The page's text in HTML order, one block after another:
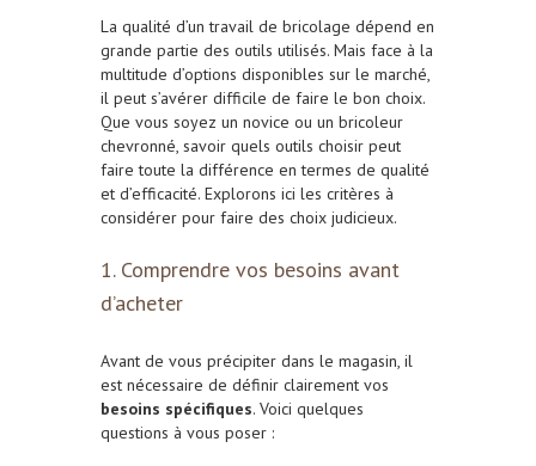
La qualité d’un travail de bricolage dépend en
grande partie des outils utilisés. Mais face à la
multitude d’options disponibles sur le marché,
il peut s’avérer difficile de faire le bon choix.
Que vous soyez un novice ou un bricoleur
chevronné, savoir quels outils choisir peut
faire toute la différence en termes de qualité
et d’efficacité. Explorons ici les critères à
considérer pour faire des choix judicieux.
1. Comprendre vos besoins avant
d’acheter
Avant de vous précipiter dans le magasin, il
est nécessaire de définir clairement vos
besoins spécifiques. Voici quelques
questions à vous poser :